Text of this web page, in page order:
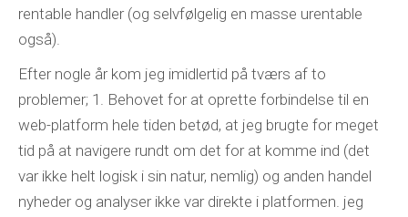
rentable handler (og selvfølgelig en masse urentable
også).
Efter nogle år kom jeg imidlertid på tværs af to
problemer; 1. Behovet for at oprette forbindelse til en
web-platform hele tiden betød, at jeg brugte for meget
tid på at navigere rundt om det for at komme ind (det
var ikke helt logisk i sin natur, nemlig) og anden handel
nyheder og analyser ikke var direkte i platformen. jeg